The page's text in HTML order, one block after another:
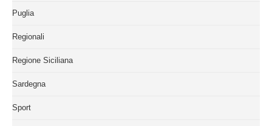
Puglia
Regionali
Regione Siciliana
Sardegna
Sport